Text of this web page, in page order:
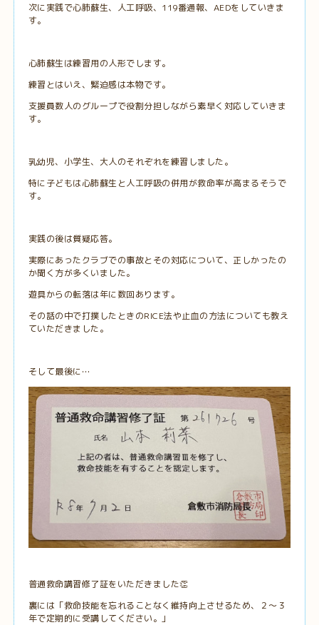
次に実践で心肺蘇生、人工呼吸、119番通報、AEDをしていきま
す。
心肺蘇生は練習用の人形でします。
練習とはいえ、緊迫感は本物です。
支援員数人のグループで役割分担しながら素早く対応していきま
す。
乳幼児、小学生、大人のそれぞれを練習しました。
特に子どもは心肺蘇生と人工呼吸の併用が救命率が高まるそうで
す。
実践の後は質疑応答。
実際にあったクラブでの事故とその対応について、正しかったの
か聞く方が多くいました。
遊具からの転落は年に数回あります。
その話の中で打撲したときのRICE法や止血の方法についても教え
ていただきました。
そして最後に…
普通救命講習修了証をいただきました👏
裏には「救命技能を忘れることなく維持向上させるため、２～３
年で定期的に受講してください。」